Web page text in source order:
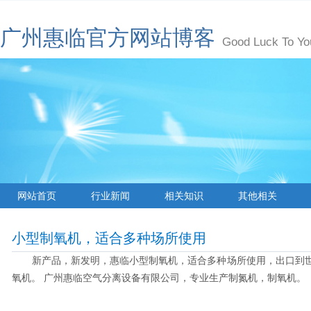
广州惠临官方网站博客 Good Luck To
网站首页 行业新闻 相关知识 其他相关
小型制氧机，适合多种场所使用
新产品，新发明，惠临小型制氧机，适合多种场所使用，出口到
氧机。 广州惠临空气分离设备有限公司，专业生产制氮机，制氧机。